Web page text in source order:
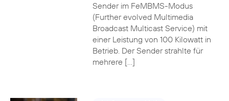
Sender im FeMBMS-Modus
(Further evolved Multimedia
Broadcast Multicast Service) mit
einer Leistung von 100 Kilowatt in
Betrieb. Der Sender strahlte für
mehrere […]